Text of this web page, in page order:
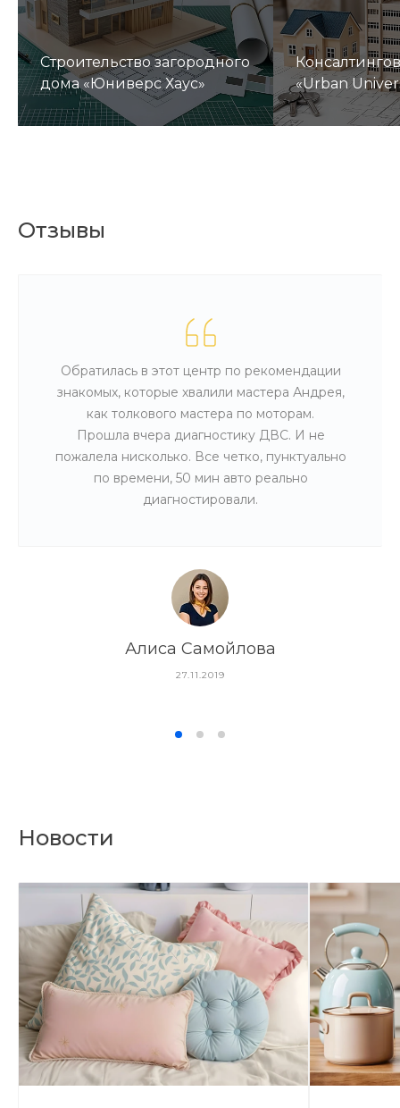
Строительство загородного
дома «Юниверс Хаус»
«Urban
Отзывы
Обратилась в этот центр по рекомендации
знакомых, которые хвалили мастера Андрея,
как толкового мастера по моторам.
Прошла вчера диагностику ДВС. И не
пожалела нисколько. Все четко, пунктуально
по времени, 50 мин авто реально
диагностировали.
Алиса Самойлова
27.11.2019
Новости